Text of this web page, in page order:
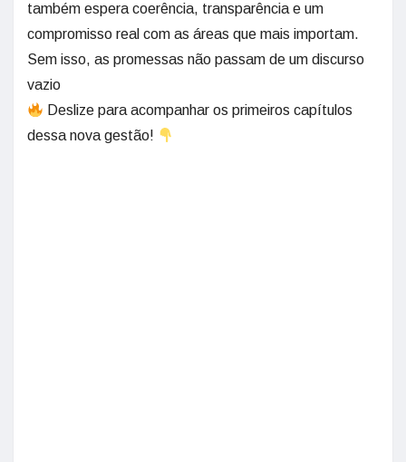
também espera coerência, transparência e um
compromisso real com as áreas que mais importam.
Sem isso, as promessas não passam de um discurso
vazio
Deslize para acompanhar os primeiros capítulos
dessa nova gestão!